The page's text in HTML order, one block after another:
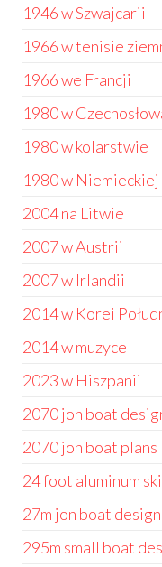
1946 w Szwajcarii
1966 w tenisie
1966 we Francji
1980 w
1980 w kolarstwie
1980 w
2004 na Litwie
2007 w Austrii
2007 w Irlandii
2014 w Korei
2014 w muzyce
2023 w Hiszpanii
2070 jon boat
2070 jon boat plans
24 foot aluminum
27m jon boat design
295m small boat